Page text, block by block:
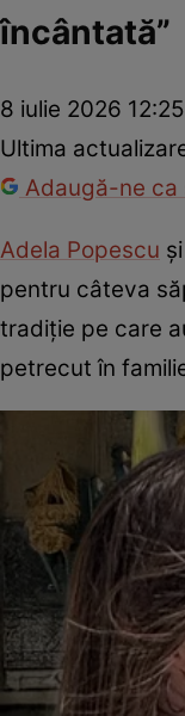
încântată”
8 iulie 2026 12:25
Ultima
Adaugă-ne ca
Adela Popescu
pentru câteva
tradiție pe care
petrecut în